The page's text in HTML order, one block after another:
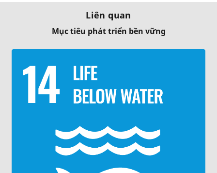
Liên quan
Mục tiêu phát triển bền vững